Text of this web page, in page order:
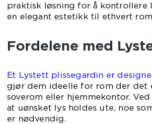
praktisk løsning for å
en elegant estetikk til ethvert
Fordelene med
Et Lystett plissegardin er
gjør dem ideelle for rom der det
soverom eller hjemmekontor.
at uønsket lys holdes ute, noe
er nødvendig.